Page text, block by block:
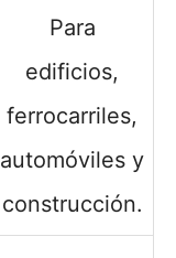
Para
edificios,
ferrocarriles,
automóviles y
construcción.